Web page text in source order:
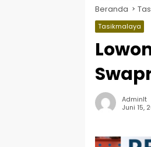
dan
Sekitarna
Beranda
Tasikmalaya
Adminlt
Juni 15,